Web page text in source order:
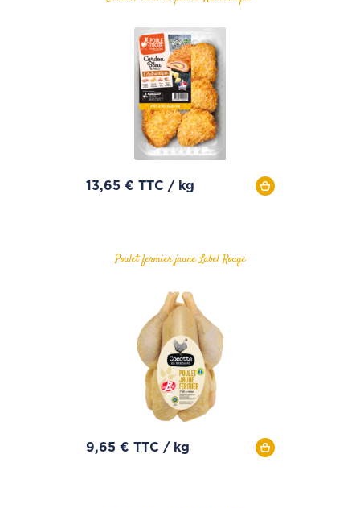
13,65 € TTC / kg
Poulet fermier jaune Label Rouge
9,65 € TTC / kg